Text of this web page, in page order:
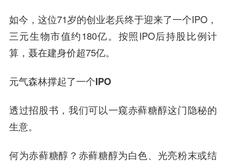
如今，这位71岁的创业老兵终于迎来了一个IPO，
三元生物市值约180亿。按照IPO后持股比例计
算，聂在建身价超75亿。
元气森林撑起了一个IPO
透过招股书，我们可以一窥赤藓糖醇这门隐秘的
生意。
何为赤藓糖醇？赤藓糖醇为白色、光亮粉末或结